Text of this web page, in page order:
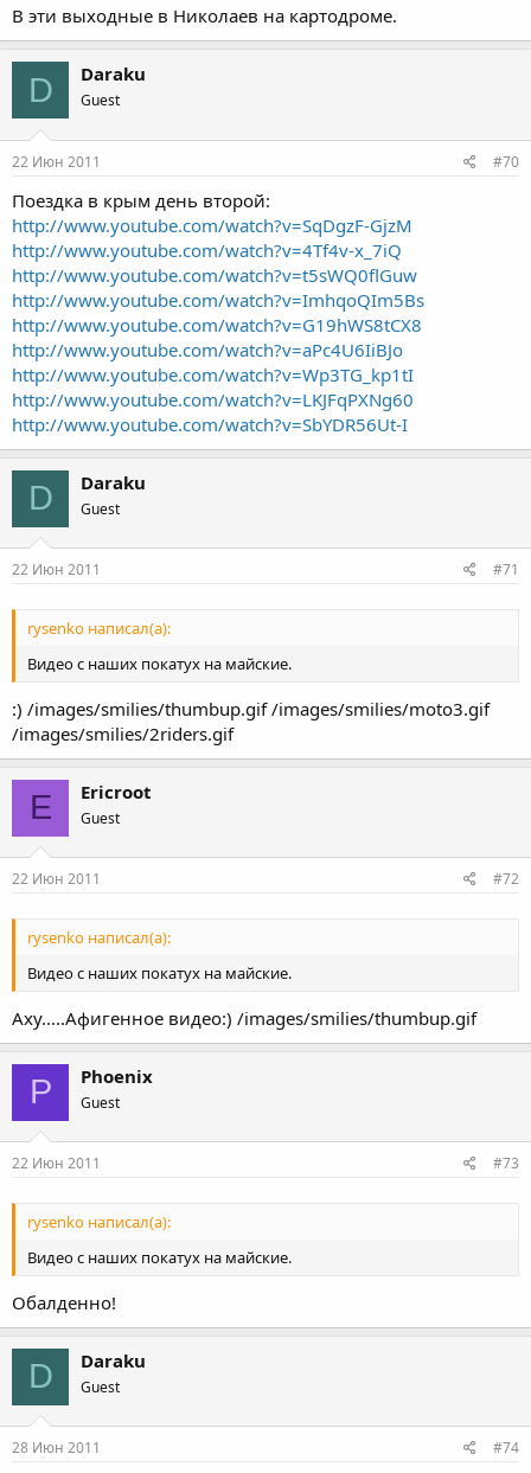
В эти выходные в Николаев на картодроме.
D Daraku
Guest
22 Июн 2011 #70
Поездка в крым день второй:
http://www.youtube.com/watch?v=SqDgzF-GjzM
http://www.youtube.com/watch?v=4Tf4v-x_7iQ
http://www.youtube.com/watch?v=t5sWQ0flGuw
http://www.youtube.com/watch?v=ImhqoQIm5Bs
http://www.youtube.com/watch?v=G19hWS8tCX8
http://www.youtube.com/watch?v=aPc4U6IiBJo
http://www.youtube.com/watch?v=Wp3TG_kp1tI
http://www.youtube.com/watch?v=LKJFqPXNg60
http://www.youtube.com/watch?v=SbYDR56Ut-I
D Daraku
Guest
22 Июн 2011 #71
rysenko написал(а):
Видео с наших покатух на майские.
:) /images/smilies/thumbup.gif /images/smilies/moto3.gif
/images/smilies/2riders.gif
E Ericroot
Guest
22 Июн 2011 #72
rysenko написал(а):
Видео с наших покатух на майские.
Аху.....Афигенное видео:) /images/smilies/thumbup.gif
P Phoenix
Guest
22 Июн 2011 #73
rysenko написал(а):
Видео с наших покатух на майские.
Обалденно!
D Daraku
Guest
28 Июн 2011 #74